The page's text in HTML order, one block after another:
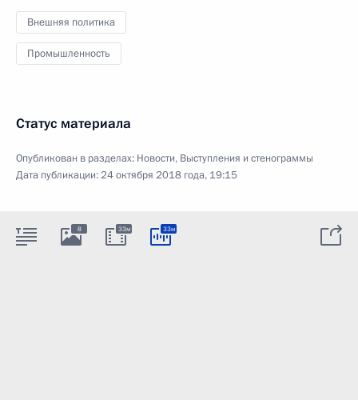
Внешняя политика
Промышленность
Статус материала
Опубликован в разделах: Новости, Выступления и стенограммы
Дата публикации:24 октября 2018 года, 19:15
8 33м 33м